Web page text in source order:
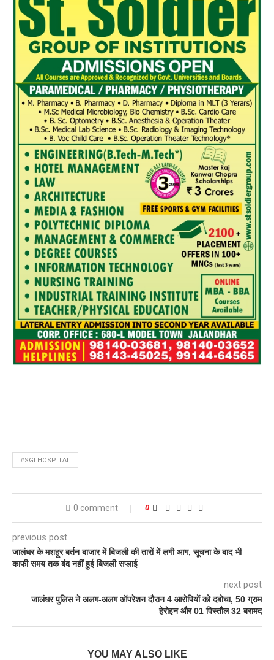
#SGLHOSPITAL
0 comment 0
previous post
जालंधर के मशहूर बर्तन बाजार में बिजली की तारों में लगी आग, सूचना के बाद भी
काफी समय तक बंद नहीं हुई बिजली सप्लाई
next post
जालंधर पुलिस ने अलग-अलग ऑपरेशन दौरान 4 आरोपियों को दबोचा, 50 ग्राम
हेरोइन और 01 पिस्तौल 32 बरामद
YOU MAY ALSO LIKE